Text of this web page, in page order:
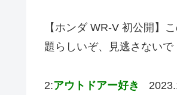
【ホンダ WR-V 初公開】
題らしいぞ、見逃さないで
2:アウトドアー好き